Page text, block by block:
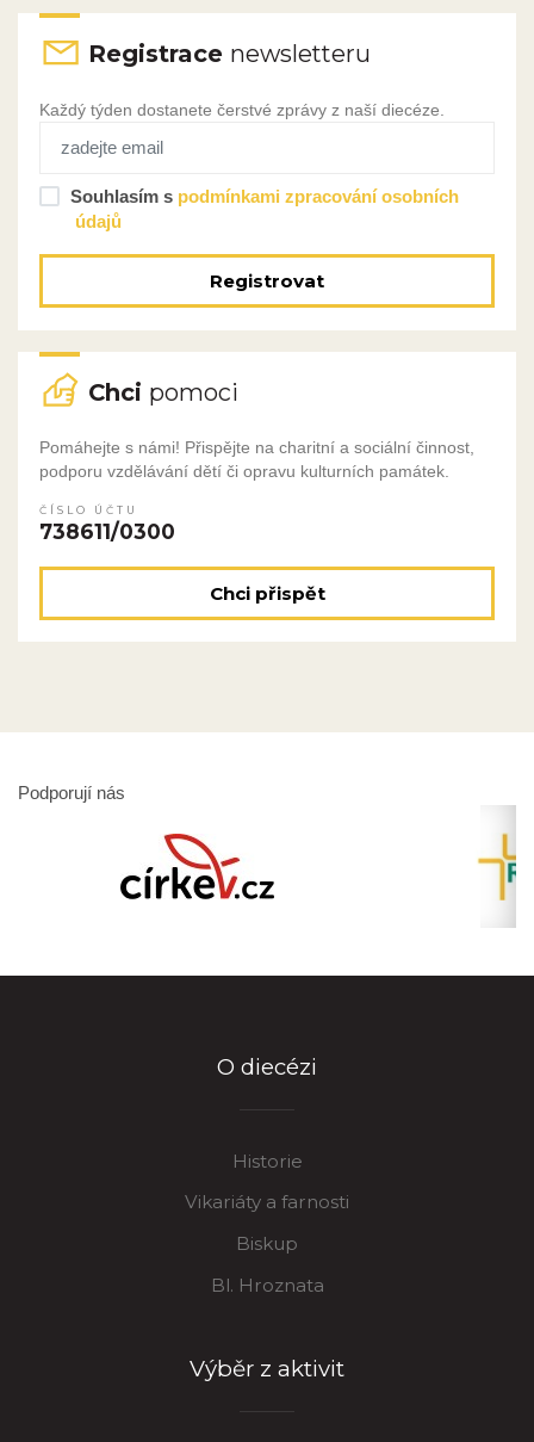
Registrace newsletteru
Každý týden dostanete čerstvé zprávy z naší diecéze.
Souhlasím s podmínkami zpracování osobních
údajů
Registrovat
Chci pomoci
Pomáhejte s námi! Přispějte na charitní a sociální činnost,
podporu vzdělávání dětí či opravu kulturních památek.
ČÍSLO ÚČTU
738611/0300
Chci přispět
Podporují nás
O diecézi
Historie
Vikariáty a farnosti
Biskup
Bl. Hroznata
Výběr z aktivit